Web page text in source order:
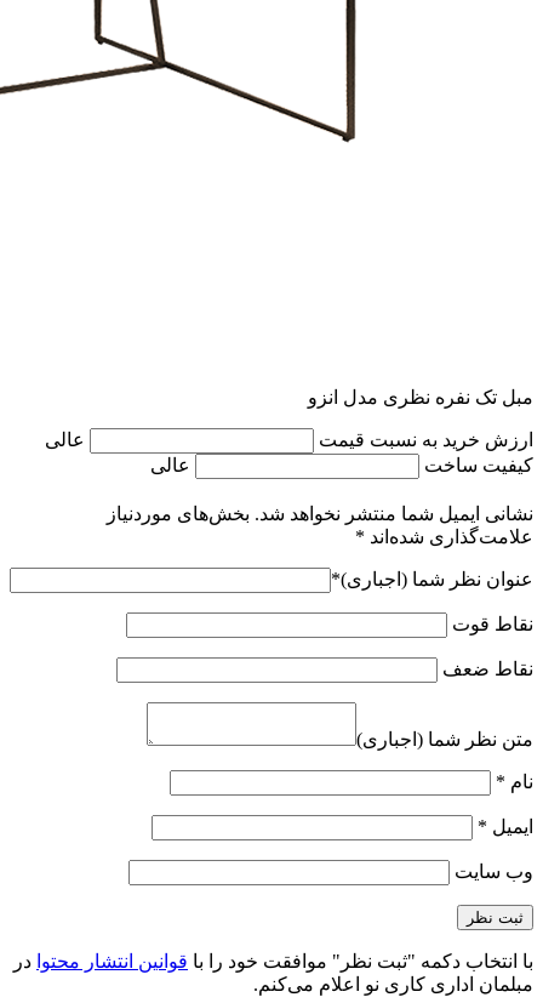
مبل تک نفره نظری مدل انزو
ارزش خرید به نسبت قیمت
عالی
کیفیت ساخت
عالی
نشانی ایمیل شما منتشر نخواهد شد. بخش‌های موردنیاز
علامت‌گذاری شده‌اند *
عنوان نظر شما (اجباری)*
نقاط قوت
نقاط ضعف
متن نظر شما (اجباری)
نام *
ایمیل *
وب‌ سایت
با انتخاب دکمه "ثبت نظر" موافقت خود را با قوانین انتشار محتوا در
مبلمان اداری کاری نو اعلام می‌کنم.